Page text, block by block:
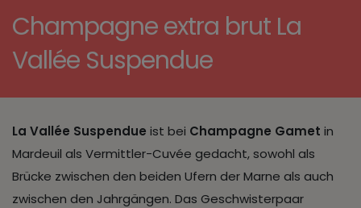
Champagne extra brut La
Vallée Suspendue
La Vallée Suspendue ist bei Champagne Gamet in
Mardeuil als Vermittler-Cuvée gedacht, sowohl als
Brücke zwischen den beiden Ufern der Marne als auch
zwischen den Jahrgängen. Das Geschwisterpaar